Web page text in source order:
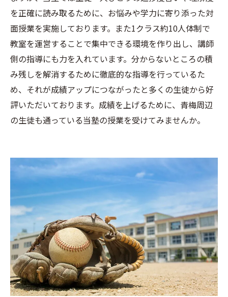
を正確に読み取るために、お悩みや学力に寄り添った対
面授業を実施しております。また1クラス約10人体制で
教室を運営することで集中できる環境を作り出し、講師
側の指導にも力を入れています。分からないところの積
み残しを解消するために徹底的な指導を行っているた
め、それが成績アップにつながったと多くの生徒から好
評いただいております。成績を上げるために、青梅周辺
の生徒も通っている当塾の授業を受けてみませんか。